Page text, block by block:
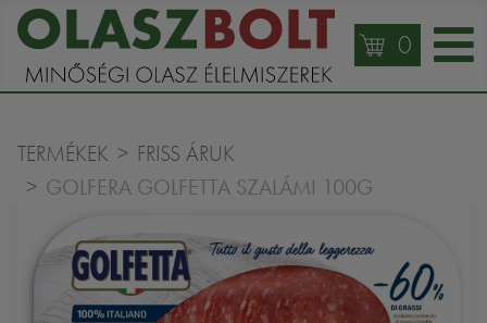
0
TERMÉKEK FRISS ÁRUK
GOLFERA GOLFETTA SZALÁMI 100G